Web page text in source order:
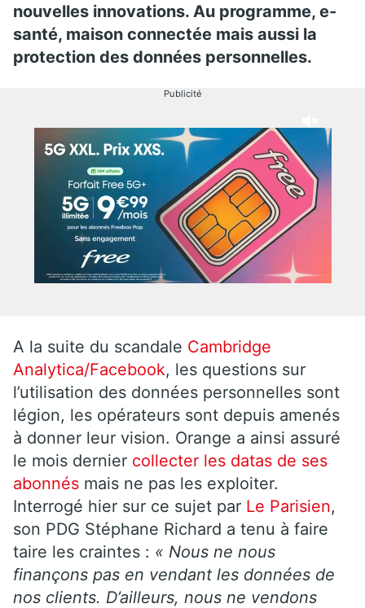
nouvelles innovations. Au programme, e-
santé, maison connectée mais aussi la
protection des données personnelles.
Publicité
A la suite du scandale Cambridge
Analytica/Facebook, les questions sur
l’utilisation des données personnelles sont
légion, les opérateurs sont depuis amenés
à donner leur vision. Orange a ainsi assuré
le mois dernier collecter les datas de ses
abonnés mais ne pas les exploiter.
Interrogé hier sur ce sujet par Le Parisien,
son PDG Stéphane Richard a tenu à faire
taire les craintes : « Nous ne nous
finançons pas en vendant les données de
nos clients. D’ailleurs, nous ne vendons